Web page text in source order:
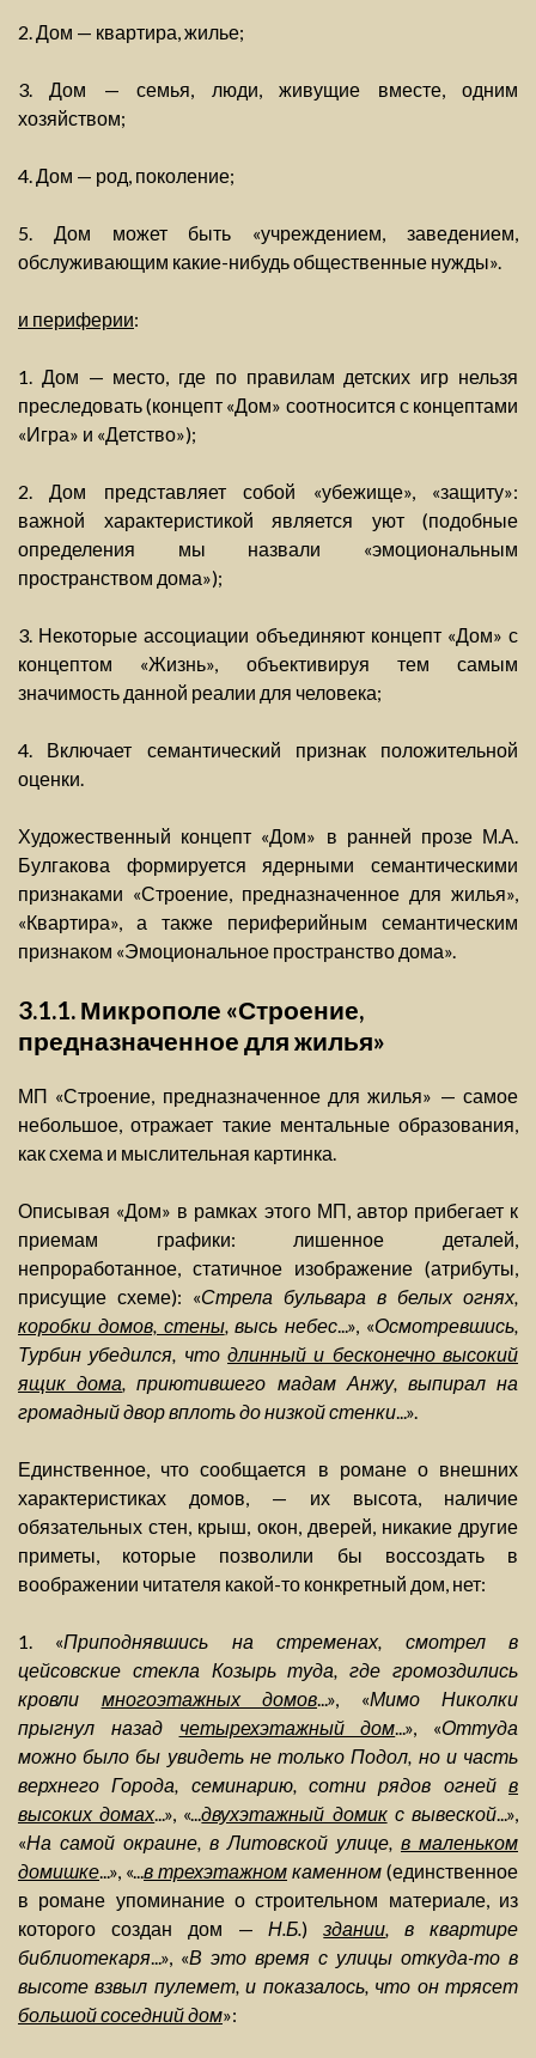
2. Дом — квартира, жилье;
3. Дом — семья, люди, живущие вместе, одним
хозяйством;
4. Дом — род, поколение;
5. Дом может быть «учреждением, заведением,
обслуживающим какие-нибудь общественные нужды».
и периферии:
1. Дом — место, где по правилам детских игр нельзя
преследовать (концепт «Дом» соотносится с концептами
«Игра» и «Детство»);
2. Дом представляет собой «убежище», «защиту»:
важной характеристикой является уют (подобные
определения мы назвали «эмоциональным
пространством дома»);
3. Некоторые ассоциации объединяют концепт «Дом» с
концептом «Жизнь», объективируя тем самым
значимость данной реалии для человека;
4. Включает семантический признак положительной
оценки.
Художественный концепт «Дом» в ранней прозе М.А.
Булгакова формируется ядерными семантическими
признаками «Строение, предназначенное для жилья»,
«Квартира», а также периферийным семантическим
признаком «Эмоциональное пространство дома».
3.1.1. Микрополе «Строение,
предназначенное для жилья»
МП «Строение, предназначенное для жилья» — самое
небольшое, отражает такие ментальные образования,
как схема и мыслительная картинка.
Описывая «Дом» в рамках этого МП, автор прибегает к
приемам графики: лишенное деталей,
непроработанное, статичное изображение (атрибуты,
присущие схеме): «Стрела бульвара в белых огнях,
коробки домов, стены, высь небес...», «Осмотревшись,
Турбин убедился, что длинный и бесконечно высокий
ящик дома, приютившего мадам Анжу, выпирал на
громадный двор вплоть до низкой стенки...».
Единственное, что сообщается в романе о внешних
характеристиках домов, — их высота, наличие
обязательных стен, крыш, окон, дверей, никакие другие
приметы, которые позволили бы воссоздать в
воображении читателя какой-то конкретный дом, нет:
1. «Приподнявшись на стременах, смотрел в
цейсовские стекла Козырь туда, где громоздились
кровли многоэтажных домов...», «Мимо Николки
прыгнул назад четырехэтажный дом...», «Оттуда
можно было бы увидеть не только Подол, но и часть
верхнего Города, семинарию, сотни рядов огней в
высоких домах...», «...двухэтажный домикс вывеской...»,
«На самой окраине, в Литовской улице, в маленьком
домишке...», «...в трехэтажном каменном (единственное
в романе упоминание о строительном материале, из
которого создан дом —Н.Б.)здании, в квартире
библиотекаря...», «В это время с улицы откуда-то в
высоте взвыл пулемет, и показалось, что он трясет
большой соседний дом»: